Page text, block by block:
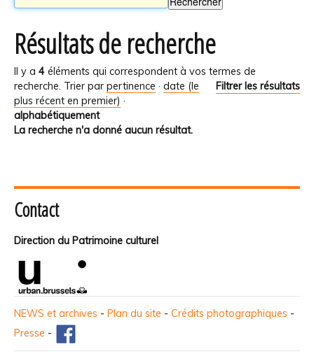
Résultats de recherche
Il y a 4 éléments qui correspondent à vos termes de
recherche.
Filtrer les résultats
Trier par pertinence · date (le
plus récent en premier) ·
alphabétiquement
La recherche n'a donné aucun résultat.
Contact
Direction du Patrimoine culturel
NEWS et archives - Plan du site - Crédits photographiques -
Presse -